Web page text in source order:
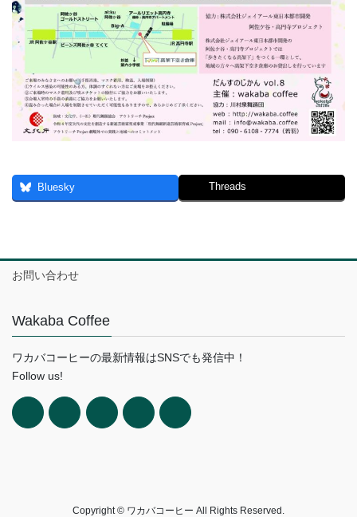
Bluesky Threads
お問い合わせ
Wakaba Coffee
ワカバコーヒーの最新情報はSNSでも発信中！
Follow us!
Copyright © ワカバコーヒー All Rights Reserved.